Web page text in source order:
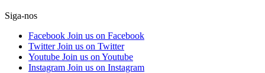
Siga-nos
Facebook Join us on Facebook
Twitter Join us on Twitter
Youtube Join us on Youtube
Instagram Join us on Instagram